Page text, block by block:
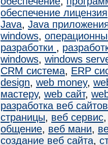
обеспечение лицензия
Java, Java
windows,
разработки ,
windows, windows
CRM система, ERP
design, web money,
мастеру, web сайт,
разработка веб сайтов
страницы, веб сервис
общение, веб мани,
создание веб сайта,